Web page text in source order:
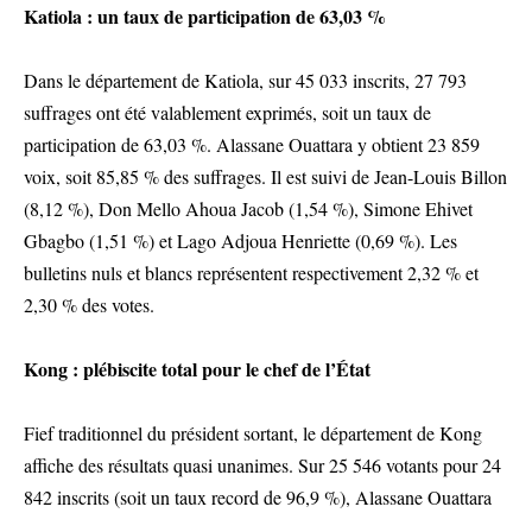
Katiola : un taux de participation de 63,03 %
Dans le département de Katiola, sur 45 033 inscrits, 27 793
suffrages ont été valablement exprimés, soit un taux de
participation de 63,03 %. Alassane Ouattara y obtient 23 859
voix, soit 85,85 % des suffrages. Il est suivi de Jean-Louis Billon
(8,12 %), Don Mello Ahoua Jacob (1,54 %), Simone Ehivet
Gbagbo (1,51 %) et Lago Adjoua Henriette (0,69 %). Les
bulletins nuls et blancs représentent respectivement 2,32 % et
2,30 % des votes.
Kong : plébiscite total pour le chef de l’État
Fief traditionnel du président sortant, le département de Kong
affiche des résultats quasi unanimes. Sur 25 546 votants pour 24
842 inscrits (soit un taux record de 96,9 %), Alassane Ouattara